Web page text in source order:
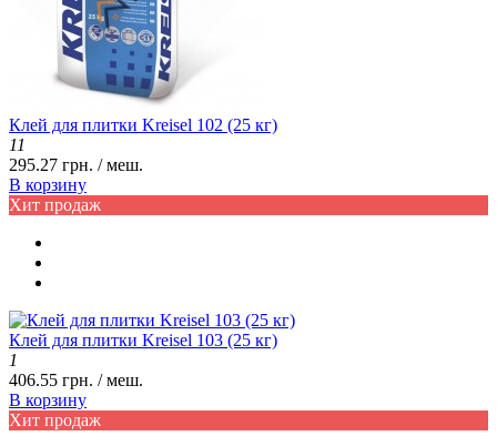
Клей для плитки Kreisel 102 (25 кг)
11
295.27 грн. / меш.
В корзину
Хит продаж
Клей для плитки Kreisel 103 (25 кг)
1
406.55 грн. / меш.
В корзину
Хит продаж